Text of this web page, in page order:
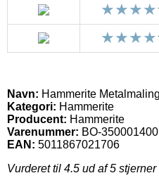
Navn: Hammerite
Kategori: Hammerite
Producent: Hammerite
Varenummer: BO-350001400
EAN: 5011867021706
Vurderet til 4.5 ud af 5 stjerner